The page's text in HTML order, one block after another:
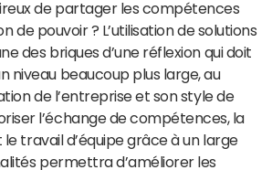
de partager les compétences
de pouvoir ? L’utilisation de solutions
des briques d’une réflexion qui doit
niveau beaucoup plus large, au
de l’entreprise et son style de
l’échange de compétences, la
le travail d’équipe grâce à un large
permettra d’améliorer les